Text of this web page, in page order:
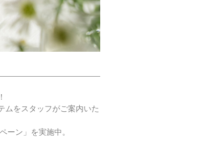
ムをスタッフがご案内いた
ーン」を実施中。